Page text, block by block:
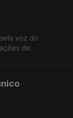
voz do
de